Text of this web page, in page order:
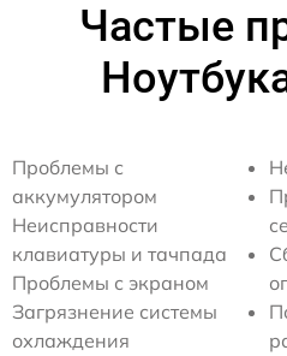
Частые
Проблемы с
аккумулятором
Неисправности
клавиатуры и тачпада
Проблемы с экраном
Загрязнение системы
охлаждения